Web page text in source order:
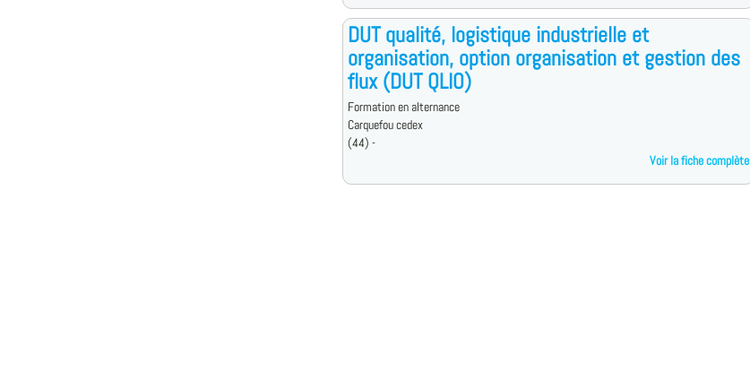
DUT qualité, logistique industrielle et
organisation, option organisation et gestion des
flux (DUT QLIO)
Formation en alternance
Carquefou cedex
(44) -
Voir la fiche complète